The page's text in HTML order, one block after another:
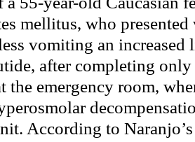
mellitus, who
vomiting an increased
after completing only
the emergency room,
According to